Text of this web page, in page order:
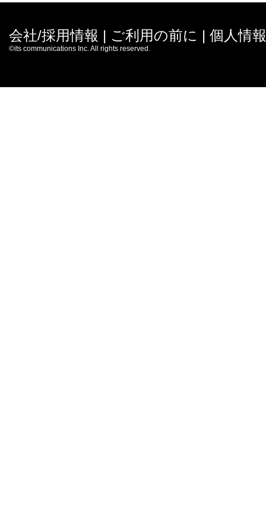
会社/採用情報 | ご利用の前に | 個人情
©its communications Inc. All rights reserved.